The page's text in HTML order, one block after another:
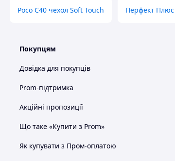
Poco C40 чехол Soft Touch Перфект Плюс
Покупцям
Довідка для покупців
Prom-підтримка
Акційні пропозиції
Що таке «Купити з Prom»
Як купувати з Пром-оплатою